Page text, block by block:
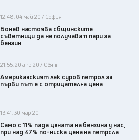
12:48, 04 май 20 / София
Бонев настоява общинските
съветници да не получават пари за
бензин
21:55, 20 апр 20 / Свят
Американският лек суров петрол за
първи път е с отрицателна цена
13:41, 30 мар 20
Само с 11% пада цената на бензина у нас,
при над 47% по-ниска цена на петрола